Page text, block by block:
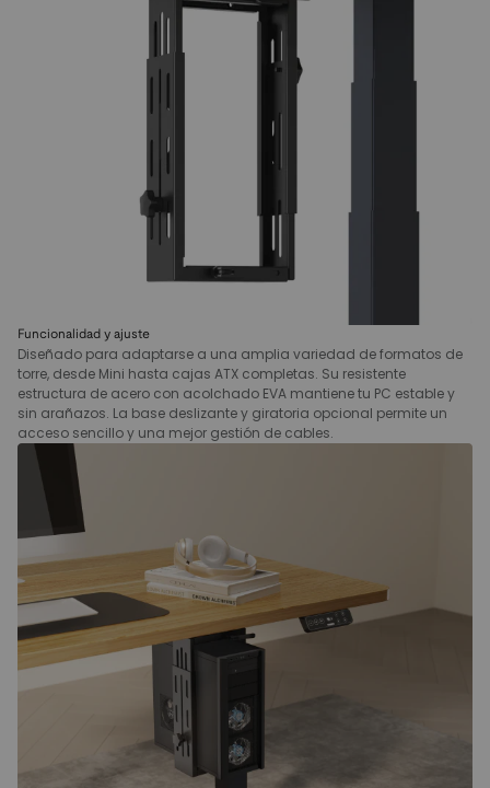
Funcionalidad y ajuste
Diseñado para adaptarse a una amplia variedad de formatos de
torre, desde Mini hasta cajas ATX completas. Su resistente
estructura de acero con acolchado EVA mantiene tu PC estable y
sin arañazos. La base deslizante y giratoria opcional permite un
acceso sencillo y una mejor gestión de cables.